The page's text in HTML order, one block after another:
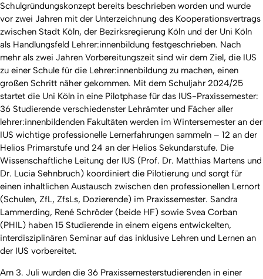
Schulgründungskonzept bereits beschrieben worden und wurde
vor zwei Jahren mit der Unterzeichnung des Kooperationsvertrags
zwischen Stadt Köln, der Bezirksregierung Köln und der Uni Köln
als Handlungsfeld Lehrer:innenbildung festgeschrieben. Nach
mehr als zwei Jahren Vorbereitungszeit sind wir dem Ziel, die IUS
zu einer Schule für die Lehrer:innenbildung zu machen, einen
großen Schritt näher gekommen. Mit dem Schuljahr 2024/25
startet die Uni Köln in eine Pilotphase für das IUS-Praxissemester:
36 Studierende verschiedenster Lehrämter und Fächer aller
lehrer:innenbildenden Fakultäten werden im Wintersemester an der
IUS wichtige professionelle Lernerfahrungen sammeln – 12 an der
Helios Primarstufe und 24 an der Helios Sekundarstufe. Die
Wissenschaftliche Leitung der IUS (Prof. Dr. Matthias Martens und
Dr. Lucia Sehnbruch) koordiniert die Pilotierung und sorgt für
einen inhaltlichen Austausch zwischen den professionellen Lernort
(Schulen, ZfL, ZfsLs, Dozierende) im Praxissemester. Sandra
Lammerding, René Schröder (beide HF) sowie Svea Corban
(PHIL) haben 15 Studierende in einem eigens entwickelten,
interdisziplinären Seminar auf das inklusive Lehren und Lernen an
der IUS vorbereitet.
Am 3. Juli wurden die 36 Praxissemesterstudierenden in einer